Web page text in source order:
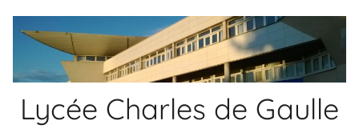
Lycée Charles de Gaulle